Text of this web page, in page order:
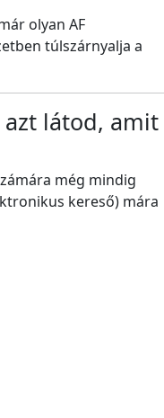
olyan AF
túlszárnyalja a
azt látod, amit
még mindig
kereső) mára